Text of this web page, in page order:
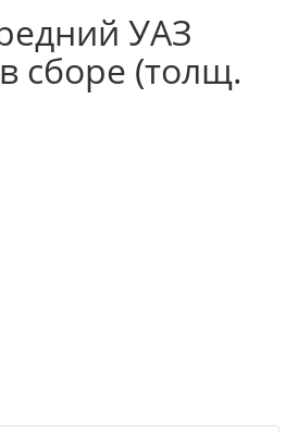
УАЗ
сборе (толщ.